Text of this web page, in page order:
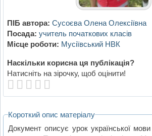
ПІБ автора: Сусоєва Олена Олексіївна
Посада: учитель початкових класів
Місце роботи: Мусіївський НВК
Наскільки корисна ця публікація?
Натисніть на зірочку, щоб оцінити!
Короткий опис матеріалу
Документ описує урок української